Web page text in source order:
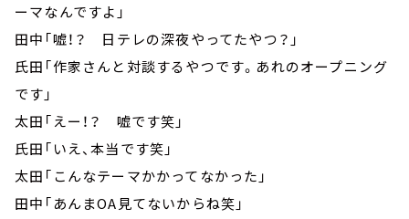
ーマなんですよ」
田中「嘘！？ 日テレの深夜やってたやつ？」
氏田「作家さんと対談するやつです。あれのオープニング
です」
太田「えー！？ 嘘です笑」
氏田「いえ、本当です笑」
太田「こんなテーマかかってなかった」
田中「あんまOA見てないからね笑」